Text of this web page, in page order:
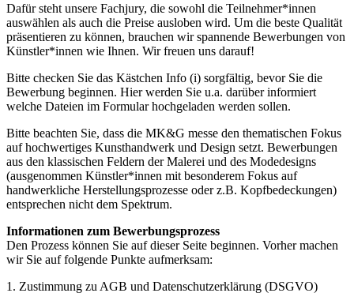
Dafür steht unsere Fachjury, die sowohl die Teilnehmer*innen
auswählen als auch die Preise ausloben wird. Um die beste Qualität
präsentieren zu können, brauchen wir spannende Bewerbungen von
Künstler*innen wie Ihnen. Wir freuen uns darauf!
Bitte checken Sie das Kästchen Info (i) sorgfältig, bevor Sie die
Bewerbung beginnen. Hier werden Sie u.a. darüber informiert
welche Dateien im Formular hochgeladen werden sollen.
Bitte beachten Sie, dass die MK&G messe den thematischen Fokus
auf hochwertiges Kunsthandwerk und Design setzt. Bewerbungen
aus den klassischen Feldern der Malerei und des Modedesigns
(ausgenommen Künstler*innen mit besonderem Fokus auf
handwerkliche Herstellungsprozesse oder z.B. Kopfbedeckungen)
entsprechen nicht dem Spektrum.
Informationen zum Bewerbungsprozess
Den Prozess können Sie auf dieser Seite beginnen. Vorher machen
wir Sie auf folgende Punkte aufmerksam:
1. Zustimmung zu AGB und Datenschutzerklärung (DSGVO)